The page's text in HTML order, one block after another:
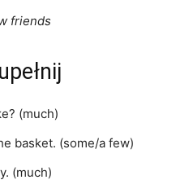
friends
(much)
basket. (some/a few)
(much)